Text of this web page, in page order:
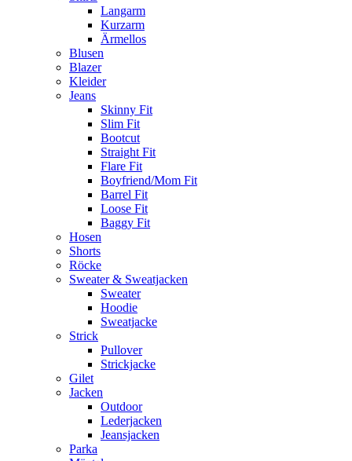
Langarm
Kurzarm
Ärmellos
Blusen
Blazer
Kleider
Jeans
Skinny Fit
Slim Fit
Bootcut
Straight Fit
Flare Fit
Boyfriend/Mom Fit
Barrel Fit
Loose Fit
Baggy Fit
Hosen
Shorts
Röcke
Sweater & Sweatjacken
Sweater
Hoodie
Sweatjacke
Strick
Pullover
Strickjacke
Gilet
Jacken
Outdoor
Lederjacken
Jeansjacken
Parka